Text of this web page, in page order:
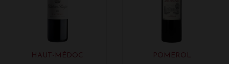
HAUT-MÉDOC POMEROL